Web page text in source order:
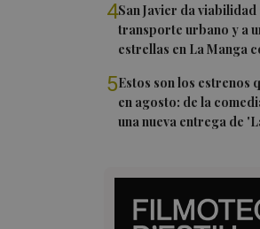
4San Javier da
transporte urbano y a
estrellas en La Manga
5Estos son los estrenos
en agosto: de la
una nueva entrega de